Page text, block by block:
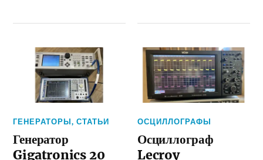
ГЕНЕРАТОРЫ,СТАТЬИ
Генератор
Gigatronics 20
ОСЦИЛЛОГРАФЫ
Осциллограф
Lecroy